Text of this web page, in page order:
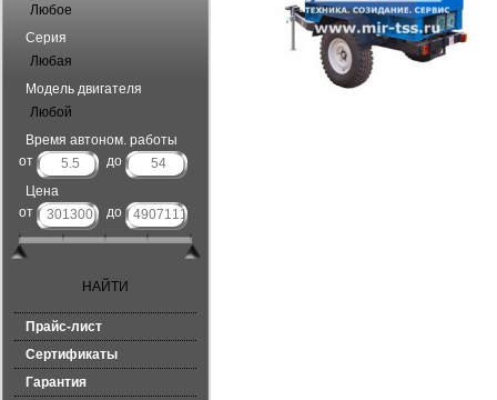
Любое
Серия
Любая
Модель двигателя
Любой
Время автоном. работы
от
до
Цена
от
до
Прайс-лист
Сертификаты
Гарантия